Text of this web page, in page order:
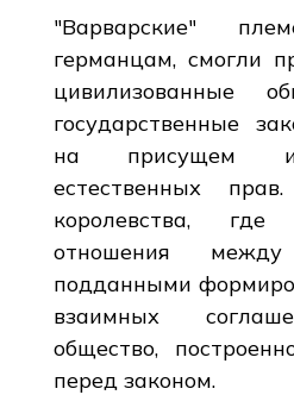
"Варварские"
германцам, смогли
цивилизованные
государственные
на присущем
естественных
королевства, где
отношения
подданными
взаимных
общество,
перед законом.